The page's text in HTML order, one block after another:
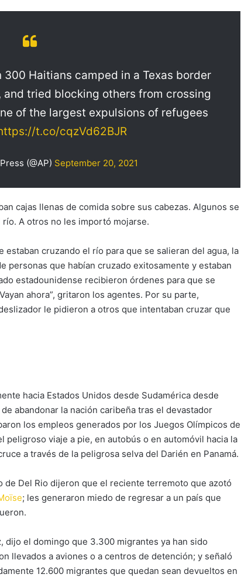
300 Haitians camped in a Texas border
tried blocking others from crossing
of the largest expulsions of refugees
t.co/cqzVd62BJR
(@AP) September 20, 2021
cajas llenas de comida sobre sus cabezas. Algunos se
A otros no les importó mojarse.
cruzando el río para que se salieran del agua, la
personas que habían cruzado exitosamente y estaban
estadounidense recibieron órdenes para que se
ahora”, gritaron los agentes. Por su parte,
le pidieron a otros que intentaban cruzar que
hacia Estados Unidos desde Sudamérica desde
abandonar la nación caribeña tras el devastador
los empleos generados por los Juegos Olímpicos de
peligroso viaje a pie, en autobús o en automóvil hacia la
a través de la peligrosa selva del Darién en Panamá.
de Del Rio dijeron que el reciente terremoto que azotó
; les generaron miedo de regresar a un país que
dijo el domingo que 3.300 migrantes ya han sido
llevados a aviones o a centros de detención; y señaló
12.600 migrantes que quedan sean devueltos en